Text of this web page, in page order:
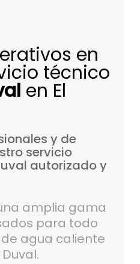
en
técnico
en El
y de
servicio
autorizadoy
amplia gama
para todo
agua caliente